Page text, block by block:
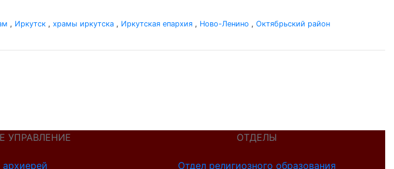
, Иркутск , храмы иркутска , Иркутская епархия , Ново-Ленино , Октябрьский район
УПРАВЛЕНИЕ ОТДЕЛЫ
Отдел религиозного образования